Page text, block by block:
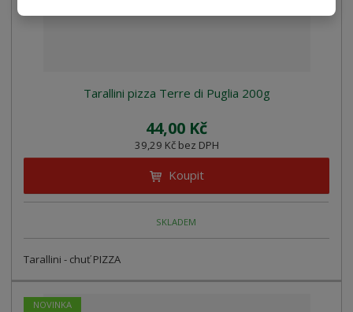
Tarallini pizza Terre di Puglia 200g
44,00 Kč
39,29 Kč bez DPH
Koupit
SKLADEM
Tarallini - chuť PIZZA
NOVINKA